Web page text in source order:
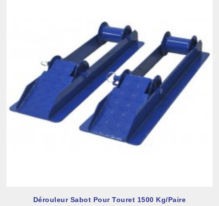
Dérouleur Sabot Pour Touret 1500 Kg/paire